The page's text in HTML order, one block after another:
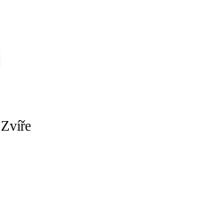
Zvíře